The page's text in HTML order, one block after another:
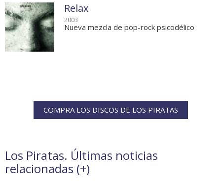
Relax
2003
Nueva mezcla de pop-rock psicodélico
COMPRA LOS DISCOS DE LOS PIRATAS
Los Piratas. Últimas noticias
relacionadas (+)